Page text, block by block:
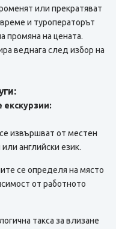
или прекратяват
и туроператорът
промяна на цената.
веднага след избор на
извършват от местен
английски език.
се определя на място
от работното
такса за влизане